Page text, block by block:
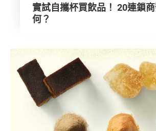
實試自攜杯買飲品！ 20連鎖商號表現如
何？